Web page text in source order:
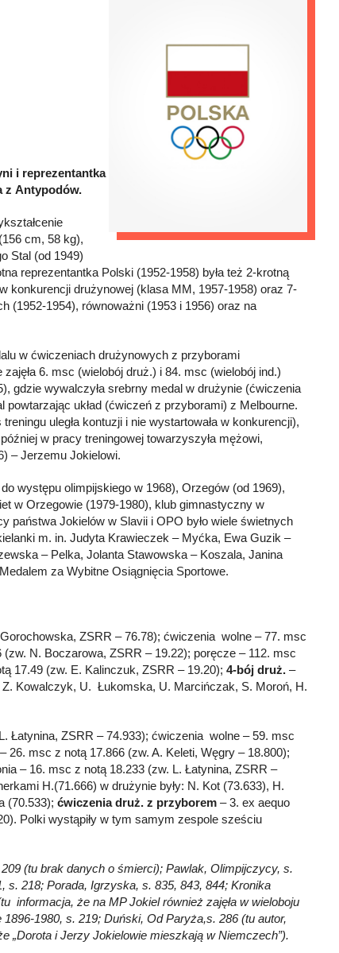
i reprezentantka
z Antypodów.
cm, 58 kg),
Stal (od 1949)
reprezentantka Polski (1952-1958) była też 2-krotną
konkurencji drużynowej (klasa MM, 1957-1958) oraz 7-
(1952-1954), równoważni (1953 i 1956) oraz na
w ćwiczeniach drużynowych z przyborami
6. msc (wielobój druż.) i 84. msc (wielobój ind.)
gdzie wywalczyła srebrny medal w drużynie (ćwiczenia
powtarzając układ (ćwiczeń z przyborami) z Melbourne.
uległa kontuzji i nie wystartowała w konkurencji),
w pracy treningowej towarzyszyła mężowi,
– Jerzemu Jokielowi.
występu olimpijskiego w 1968), Orzegów (od 1969),
w Orzegowie (1979-1980), klub gimnastyczny w
państwa Jokielów w Slavii i OPO było wiele świetnych
m. in. Judyta Krawieczek – Myćka, Ewa Guzik –
– Pelka, Jolanta Stawowska – Koszala, Janina
za Wybitne Osiągnięcia Sportowe.
ZSRR – 76.78); ćwiczenia wolne – 77. msc
N. Boczarowa, ZSRR – 19.22); poręcze – 112. msc
17.49 (zw. E. Kalinczuk, ZSRR – 19.20); 4-bój druż. –
Kowalczyk, U. Łukomska, U. Marcińczak, S. Moroń, H.
Łatynina, ZSRR – 74.933); ćwiczenia wolne – 59. msc
26. msc z notą 17.866 (zw. A. Keleti, Węgry – 18.800);
– 16. msc z notą 18.233 (zw. L. Łatynina, ZSRR –
H.(71.666) w drużynie były: N. Kot (73.633), H.
(70.533); ćwiczenia druż. z przyborem – 3. ex aequo
Polki wystąpiły w tym samym zespole sześciu
(tu brak danych o śmierci); Pawlak, Olimpijczycy, s.
s. 218; Porada, Igrzyska, s. 835, 843, 844; Kronika
informacja, że na MP Jokiel również zajęła w wieloboju
1980, s. 219; Duński, Od Paryża,s. 286 (tu autor,
„Dorota i Jerzy Jokielowie mieszkają w Niemczech”).